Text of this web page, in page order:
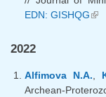
EDN: GISHQG
2022
Alfimova N.A.
Archean-